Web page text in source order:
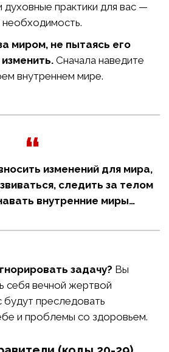
духовные практики для вас —
миром, не пытаясь его
Сначала наведите
внутреннем мире.
изменений для мира,
следить за телом
внутренние миры…
задачу? Вы
себя вечной жертвой
будут преследовать
и проблемы со здоровьем.